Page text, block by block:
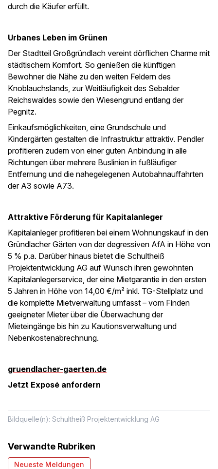
durch die Käufer erfüllt.
Urbanes Leben im Grünen
Der Stadtteil Großgründlach vereint dörflichen Charme mit
städtischem Komfort. So genießen die künftigen
Bewohner die Nähe zu den weiten Feldern des
Knoblauchslands, zur Weitläufigkeit des Sebalder
Reichswaldes sowie den Wiesengrund entlang der
Pegnitz.
Einkaufsmöglichkeiten, eine Grundschule und
Kindergärten gestalten die Infrastruktur attraktiv. Pendler
profitieren zudem von einer guten Anbindung in alle
Richtungen über mehrere Buslinien in fußläufiger
Entfernung und die nahegelegenen Autobahnauffahrten
der A3 sowie A73.
Attraktive Förderung für Kapitalanleger
Kapitalanleger profitieren bei einem Wohnungskauf in den
Gründlacher Gärten von der degressiven AfA in Höhe von
5 % p.a. Darüber hinaus bietet die Schultheiß
Projektentwicklung AG auf Wunsch ihren gewohnten
Kapitalanlegerservice, der eine Mietgarantie in den ersten
5 Jahren in Höhe von 14,00 €/m² inkl. TG-Stellplatz und
die komplette Mietverwaltung umfasst – vom Finden
geeigneter Mieter über die Überwachung der
Mieteingänge bis hin zu Kautionsverwaltung und
Nebenkostenabrechnung.
gruendlacher-gaerten.de
Jetzt Exposé anfordern
Bildquelle(n): Schultheiß Projektentwicklung AG
Verwandte Rubriken
Neueste Meldungen